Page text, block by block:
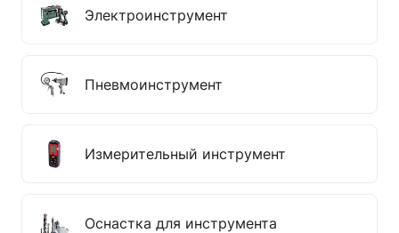
Электроинструмент
Пневмоинструмент
Измерительный инструмент
Оснастка для инструмента